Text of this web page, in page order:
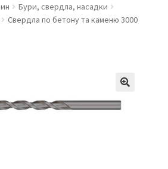
Бури, свердла, насадки
Свердла по бетону та каменю 3000